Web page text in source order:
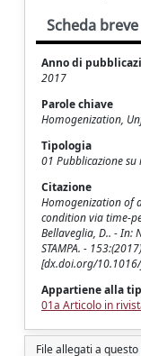
Scheda breve
Anno di
2017
Parole chiave
Homogenization,
Tipologia
01 Pubblicazione
Citazione
Homogenization of
condition via time-
Bellaveglia, D.. - In:
STAMPA. -
[dx.doi.org/
Appartiene alla
01a Articolo in
File allegati a